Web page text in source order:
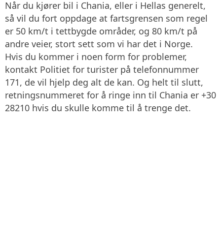
Når du kjører bil i Chania, eller i Hellas generelt,
så vil du fort oppdage at fartsgrensen som regel
er 50 km/t i tettbygde områder, og 80 km/t på
andre veier, stort sett som vi har det i Norge.
Hvis du kommer i noen form for problemer,
kontakt Politiet for turister på telefonnummer
171, de vil hjelp deg alt de kan. Og helt til slutt,
retningsnummeret for å ringe inn til Chania er +30
28210 hvis du skulle komme til å trenge det.